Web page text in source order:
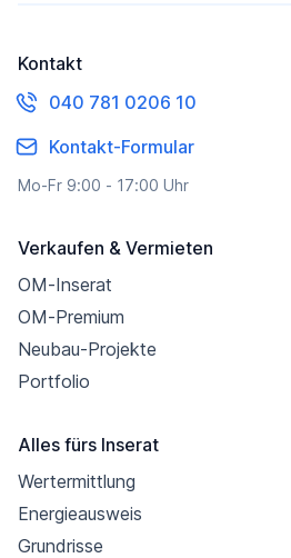
Kontakt
040 781 0206 10
Kontakt-Formular
Mo-Fr 9:00 - 17:00 Uhr
Verkaufen & Vermieten
OM-Inserat
OM-Premium
Neubau-Projekte
Portfolio
Alles fürs Inserat
Wertermittlung
Energieausweis
Grundrisse